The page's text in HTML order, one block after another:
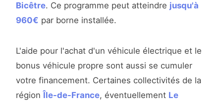
Bicêtre. Ce programme peut atteindre jusqu'à
960€ par borne installée.
L'aide pour l'achat d'un véhicule électrique et le
bonus véhicule propre sont aussi se cumuler
votre financement. Certaines collectivités de la
région Île-de-France, éventuellement Le